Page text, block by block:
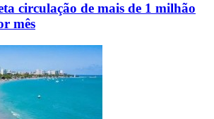
circulação de mais de 1 milhão
mês